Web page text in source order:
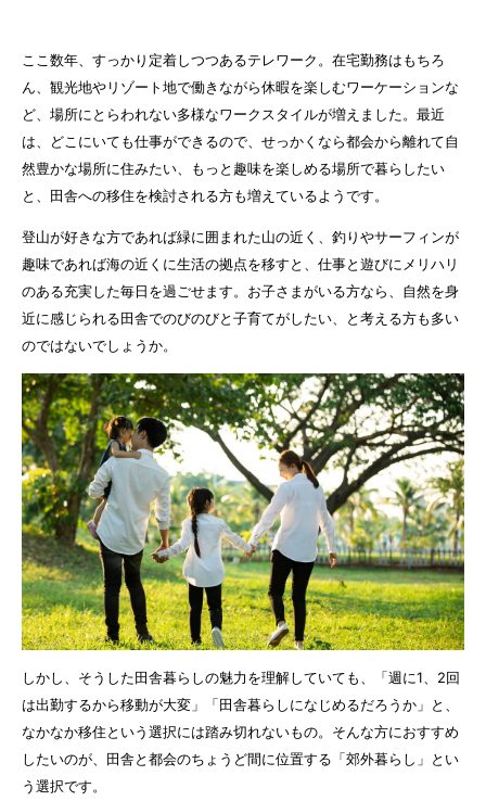
ここ数年、すっかり定着しつつあるテレワーク。在宅勤務はもちろ
ん、観光地やリゾート地で働きながら休暇を楽しむワーケーションな
ど、場所にとらわれない多様なワークスタイルが増えました。最近
は、どこにいても仕事ができるので、せっかくなら都会から離れて自
然豊かな場所に住みたい、もっと趣味を楽しめる場所で暮らしたい
と、田舎への移住を検討される方も増えているようです。
登山が好きな方であれば緑に囲まれた山の近く、釣りやサーフィンが
趣味であれば海の近くに生活の拠点を移すと、仕事と遊びにメリハリ
のある充実した毎日を過ごせます。お子さまがいる方なら、自然を身
近に感じられる田舎でのびのびと子育てがしたい、と考える方も多い
のではないでしょうか。
しかし、そうした田舎暮らしの魅力を理解していても、「週に1、2回
は出勤するから移動が大変」「田舎暮らしになじめるだろうか」と、
なかなか移住という選択には踏み切れないもの。そんな方におすすめ
したいのが、田舎と都会のちょうど間に位置する「郊外暮らし」とい
う選択です。